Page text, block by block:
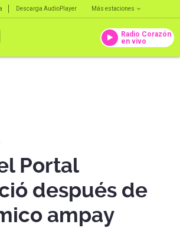
Descarga AudioPlayer Más estaciones
Radio Corazón
en vivo
Portal
después de
ampay